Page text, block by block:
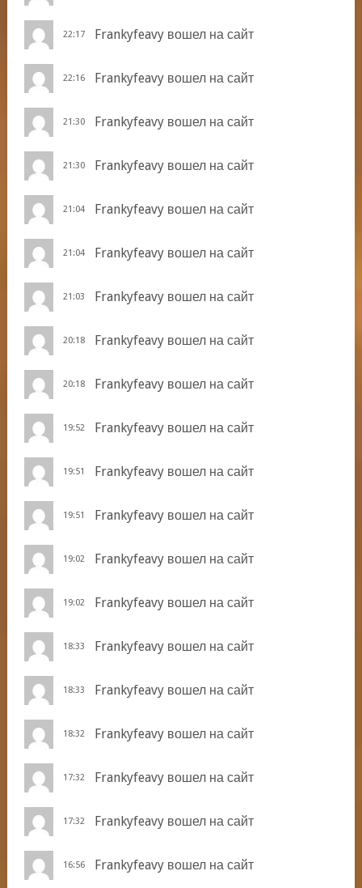
22:17 Frankyfeavy вошел на сайт
22:16 Frankyfeavy вошел на сайт
21:30 Frankyfeavy вошел на сайт
21:30 Frankyfeavy вошел на сайт
21:04 Frankyfeavy вошел на сайт
21:04 Frankyfeavy вошел на сайт
21:03 Frankyfeavy вошел на сайт
20:18 Frankyfeavy вошел на сайт
20:18 Frankyfeavy вошел на сайт
19:52 Frankyfeavy вошел на сайт
19:51 Frankyfeavy вошел на сайт
19:51 Frankyfeavy вошел на сайт
19:02 Frankyfeavy вошел на сайт
19:02 Frankyfeavy вошел на сайт
18:33 Frankyfeavy вошел на сайт
18:33 Frankyfeavy вошел на сайт
18:32 Frankyfeavy вошел на сайт
17:32 Frankyfeavy вошел на сайт
17:32 Frankyfeavy вошел на сайт
16:56 Frankyfeavy вошел на сайт